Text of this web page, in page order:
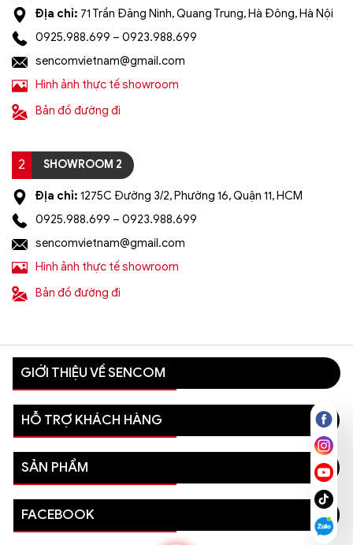
Địa chỉ: 71 Trần Đăng Ninh, Quang Trung, Hà Đông, Hà Nội
0925.988.699 – 0923.988.699
sencomvietnam@gmail.com
Hình ảnh thực tế showroom
Bản đồ đường đi
2 SHOWROOM 2
Địa chỉ: 1275C Đường 3/2, Phường 16, Quận 11, HCM
0925.988.699 – 0923.988.699
sencomvietnam@gmail.com
Hình ảnh thực tế showroom
Bản đồ đường đi
GIỚI THIỆU VỀ SENCOM
HỖ TRỢ KHÁCH HÀNG
SẢN PHẨM
FACEBOOK